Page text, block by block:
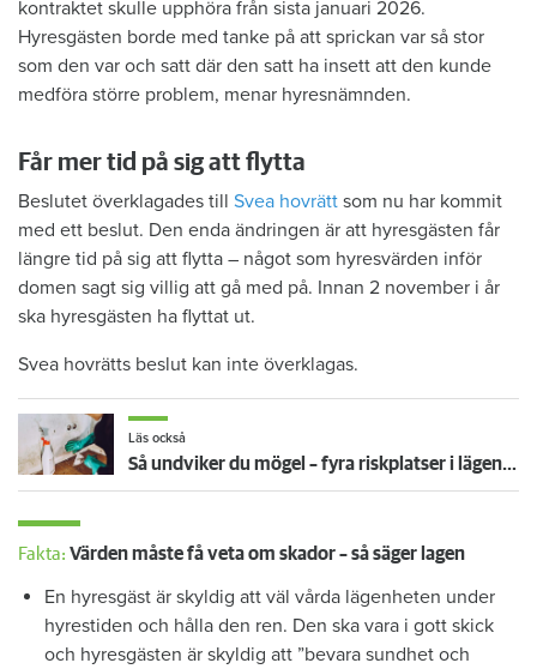
kontraktet skulle upphöra från sista januari 2026.
Hyresgästen borde med tanke på att sprickan var så stor
som den var och satt där den satt ha insett att den kunde
medföra större problem, menar hyresnämnden.
Får mer tid på sig att flytta
Beslutet överklagades till Svea hovrätt som nu har kommit
med ett beslut. Den enda ändringen är att hyresgästen får
längre tid på sig att flytta – något som hyresvärden inför
domen sagt sig villig att gå med på. Innan 2 november i år
ska hyresgästen ha flyttat ut.
Svea hovrätts beslut kan inte överklagas.
Läs också
Så undviker du mögel – fyra riskplatser i lägenheten: ”Måste städa bort”
Fakta: Värden måste få veta om skador – så säger lagen
En hyresgäst är skyldig att väl vårda lägenheten under
hyrestiden och hålla den ren. Den ska vara i gott skick
och hyresgästen är skyldig att ”bevara sundhet och